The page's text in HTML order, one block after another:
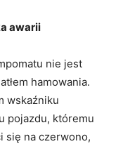
awarii
nie jest
hamowania.
wskaźniku
pojazdu, któremu
się na czerwono,